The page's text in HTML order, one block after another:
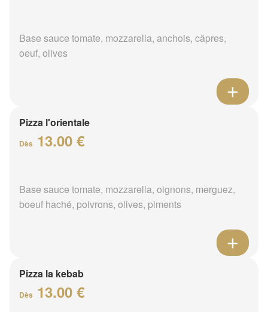
Base sauce tomate, mozzarella, anchois, câpres,
oeuf, olives
Pizza l'orientale
Dès 13.00 €
Base sauce tomate, mozzarella, oignons, merguez,
boeuf haché, poivrons, olives, piments
Pizza la kebab
Dès 13.00 €